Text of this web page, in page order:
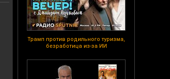
Трамп против родильного туризма,
безработица из-за ИИ